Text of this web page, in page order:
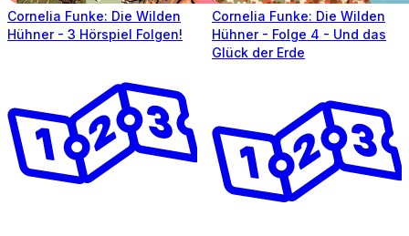
Cornelia Funke: Die Wilden
Hühner - 3 Hörspiel Folgen!
Cornelia Funke: Die Wilden
Hühner - Folge 4 - Und das
Glück der Erde